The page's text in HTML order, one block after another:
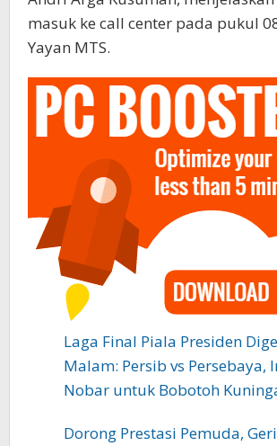
masuk ke call center pada pukul
Yayan MTS.
Laga Final Piala Presiden
Malam: Persib vs Persebaya,
Nobar untuk Bobotoh
Dorong Prestasi Pemuda,